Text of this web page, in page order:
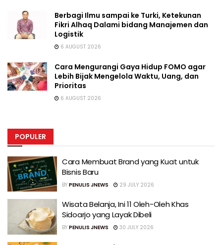
Berbagi Ilmu sampai ke Turki, Ketekunan
Fikri Alhaq Dalami bidang Manajemen dan
Logistik
6 AUGUST 2026
Cara Mengurangi Gaya Hidup FOMO agar
Lebih Bijak Mengelola Waktu, Uang, dan
Prioritas
6 AUGUST 2026
POPULER
Cara Membuat Brand yang Kuat untuk
Bisnis Baru
BY PENULIS JNEWS 29 JULY 2026
Wisata Belanja, Ini 11 Oleh-Oleh Khas
Sidoarjo yang Layak Dibeli
BY PENULIS JNEWS 30 JULY 2026